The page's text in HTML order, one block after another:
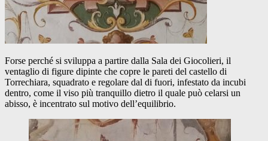
Forse perché si sviluppa a partire dalla Sala dei Giocolieri, il
ventaglio di figure dipinte che copre le pareti del castello di
Torrechiara, squadrato e regolare dal di fuori, infestato da incubi
dentro, come il viso più tranquillo dietro il quale può celarsi un
abisso, è incentrato sul motivo dell’equilibrio.